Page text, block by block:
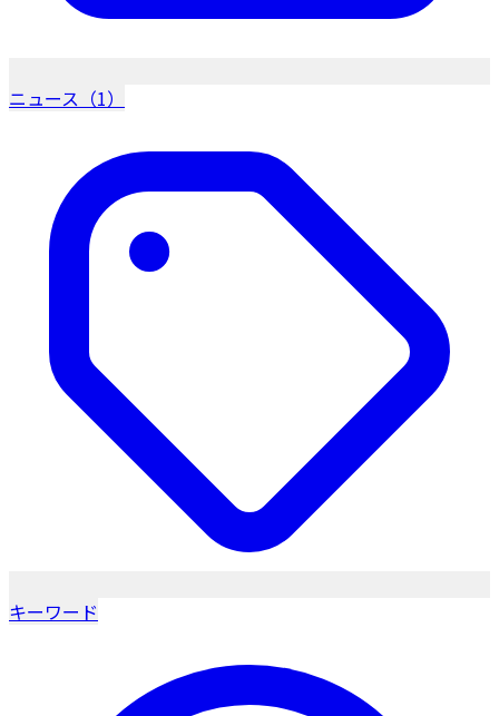
ニュース（1）
キーワード